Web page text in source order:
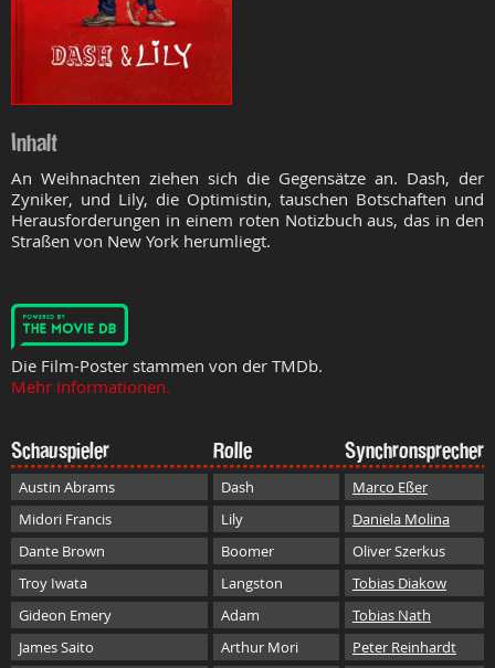
Inhalt
An Weihnachten ziehen sich die Gegensätze an. Dash, der
Zyniker, und Lily, die Optimistin, tauschen Botschaften und
Herausforderungen in einem roten Notizbuch aus, das in den
Straßen von New York herumliegt.
Die Film-Poster stammen von der TMDb.
Mehr Informationen.
Schauspieler Rolle Synchronsprecher
Austin Abrams Dash
Marco Eßer
Midori Francis
Lily
Daniela Molina
Dante Brown
Boomer
Oliver Szerkus
Troy Iwata
Langston
Tobias Diakow
Gideon Emery
Adam
Tobias Nath
James Saito
Arthur Mori
Peter Reinhardt